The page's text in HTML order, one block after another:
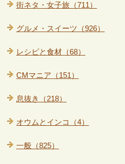
街ネタ・女子旅（711）
グルメ・スイーツ（926）
レシピと食材（68）
CMマニア（151）
息抜き（218）
オウムとインコ（4）
一般（825）